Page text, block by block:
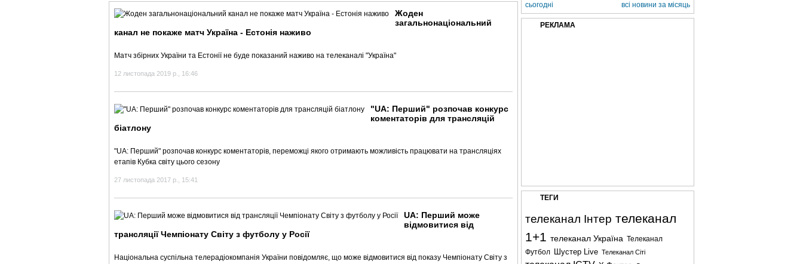
Жоден
загальнонаціональний
канал не покаже матч Україна - Естонія наживо
Матч збірних України та Естонії не буде показаний наживо на телеканалі "Україна"
12 листопада 2019 р., 16:46
"UA: Перший" розпочав конкурс
коментаторів для трансляцій
біатлону
"UA: Перший" розпочав конкурс коментаторів, переможці якого отримають можливість працювати на трансляціях
етапів Кубка світу цього сезону
27 листопада 2017 р., 15:41
UA: Перший може
відмовитися від
трансляції Чемпіонату Світу з футболу у Росії
Національна суспільна телерадіокомпанія України повідомляє, що може відмовитися від показу Чемпіонату Світу з
всі новини за місяць
сьогодні
РЕКЛАМА
ТЕГИ
телеканал Інтер телеканал
1+1 телеканал Україна Телеканал
Футбол Шустер Live Телеканал Сіті